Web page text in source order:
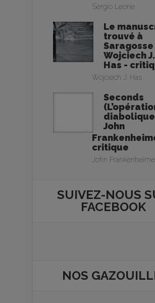
Sergio Leone
Le
trouvé à
Saragosse
Wojciech J.
Has -
Wojciech J. Has
Seconds
John
critique
John
SUIVEZ-NOUS
FACEBOOK
NOS